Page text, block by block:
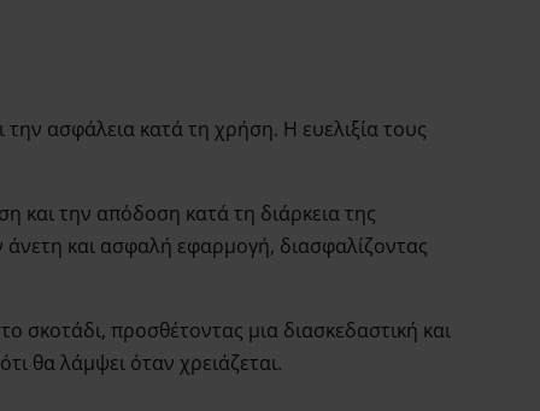
ασφάλεια κατά τη χρήση. Η ευελιξία τους
και την απόδοση κατά τη διάρκεια της
και ασφαλή εφαρμογή, διασφαλίζοντας
σκοτάδι, προσθέτοντας μια διασκεδαστική και
θα λάμψει όταν χρειάζεται.